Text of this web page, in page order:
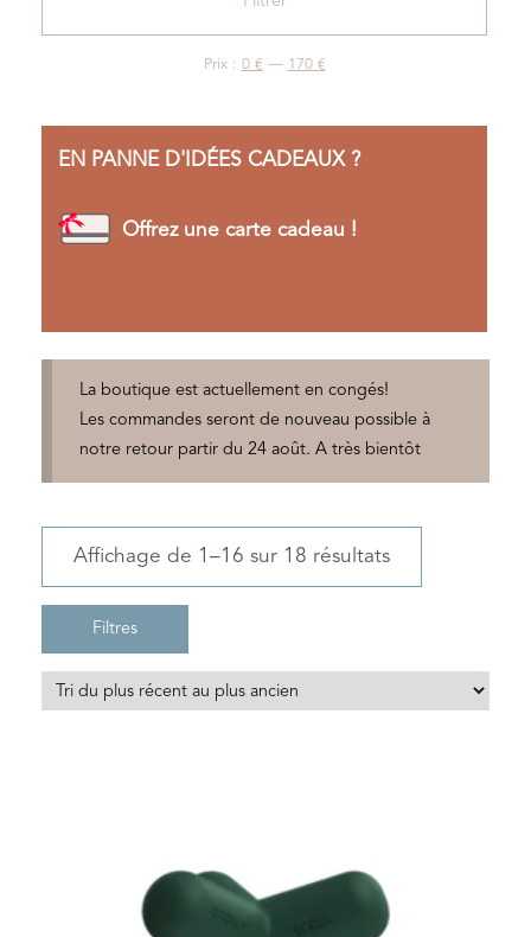
Prix : 0 € — 170 €
EN PANNE D'IDÉES CADEAUX ?
Offrez une carte cadeau !
La boutique est actuellement en congés!
Les commandes seront de nouveau possible à
notre retour partir du 24 août. A très bientôt
Affichage de 1–16 sur 18 résultats
Filtres